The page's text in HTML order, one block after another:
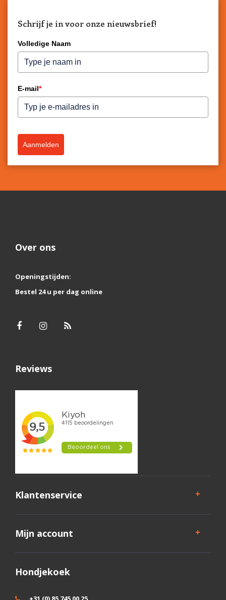
Schrijf je in voor onze nieuwsbrief!
Volledige Naam
E-mail*
Aanmelden
Over ons
Openingstijden:
Bestel 24 u per dag online
Reviews
Klantenservice
Mijn account
Hondjekoek